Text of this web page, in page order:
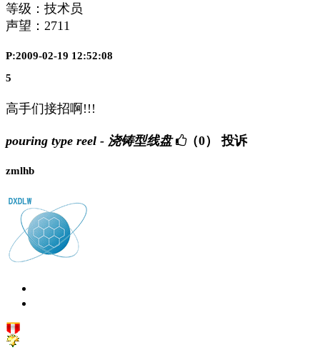
等级：技术员
声望： 2711
P:2009-02-19 12:52:08
5
高手们接招啊!!!
pouring type reel - 浇铸型线盘 （0） 投诉
zmlhb